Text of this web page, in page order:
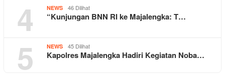
4 NEWS 46 Dilihat
“Kunjungan BNN RI ke Majalengka: T…
5 NEWS 45 Dilihat
Kapolres Majalengka Hadiri Kegiatan Noba…